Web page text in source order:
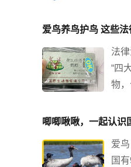
爱鸟养鸟护鸟 这些
法
“四
物
或
品​​
唧唧啾啾，一起认识
爱
国